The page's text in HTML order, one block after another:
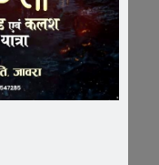
पर उमड़ा जनसैलाब